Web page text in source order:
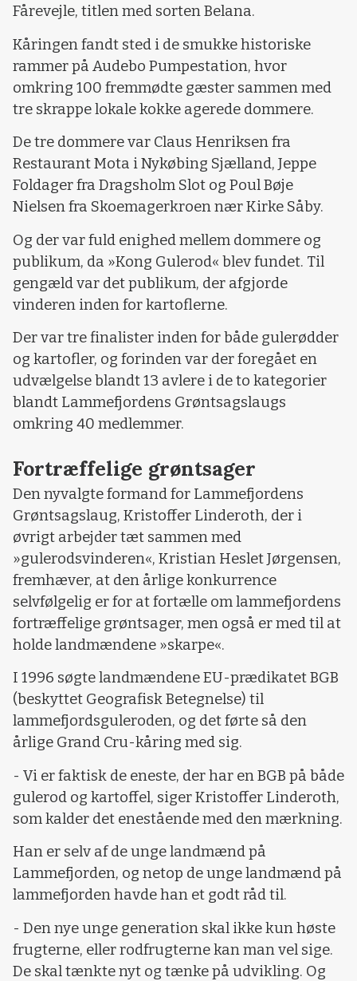
Fårevejle, titlen med sorten Belana.
Kåringen fandt sted i de smukke historiske
rammer på Audebo Pumpestation, hvor
omkring 100 fremmødte gæster sammen med
tre skrappe lokale kokke agerede dommere.
De tre dommere var Claus Henriksen fra
Restaurant Mota i Nykøbing Sjælland, Jeppe
Foldager fra Dragsholm Slot og Poul Bøje
Nielsen fra Skoemagerkroen nær Kirke Såby.
Og der var fuld enighed mellem dommere og
publikum, da »Kong Gulerod« blev fundet. Til
gengæld var det publikum, der afgjorde
vinderen inden for kartoflerne.
Der var tre finalister inden for både gulerødder
og kartofler, og forinden var der foregået en
udvælgelse blandt 13 avlere i de to kategorier
blandt Lammefjordens Grøntsagslaugs
omkring 40 medlemmer.
Fortræffelige grøntsager
Den nyvalgte formand for Lammefjordens
Grøntsagslaug, Kristoffer Linderoth, der i
øvrigt arbejder tæt sammen med
»gulerodsvinderen«, Kristian Heslet Jørgensen,
fremhæver, at den årlige konkurrence
selvfølgelig er for at fortælle om lammefjordens
fortræffelige grøntsager, men også er med til at
holde landmændene »skarpe«.
I 1996 søgte landmændene EU-prædikatet BGB
(beskyttet Geografisk Betegnelse) til
lammefjordsguleroden, og det førte så den
årlige Grand Cru-kåring med sig.
- Vi er faktisk de eneste, der har en BGB på både
gulerod og kartoffel, siger Kristoffer Linderoth,
som kalder det enestående med den mærkning.
Han er selv af de unge landmænd på
Lammefjorden, og netop de unge landmænd på
lammefjorden havde han et godt råd til.
- Den nye unge generation skal ikke kun høste
frugterne, eller rodfrugterne kan man vel sige.
De skal tænkte nyt og tænke på udvikling. Og